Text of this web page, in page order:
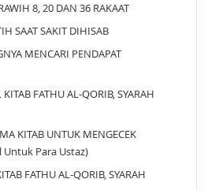
8, 20 DAN 36 RAKAAT
SAAT SAKIT DIHISAB
MENCARI PENDAPAT
FATHU AL-QORIB, SYARAH
KITAB UNTUK MENGECEK
Untuk Para Ustaz)
FATHU AL-QORIB, SYARAH